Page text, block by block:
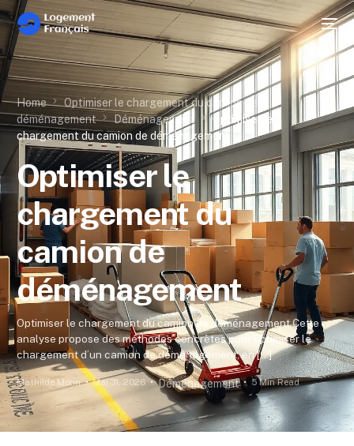
Home
Optimiser le chargement du camion de
déménagement
Déménagement
Optimiser le
chargement du camion de déménagement
Optimiser le
chargement du
camion de
déménagement
Optimiser le chargement du camion de déménagement Cette
analyse propose des méthodes concrètes pour optimiser le
chargement d’un camion de déménagement, en […]
Mathilde Morin Mai 31, 2026 Déménagement 5 Min Read